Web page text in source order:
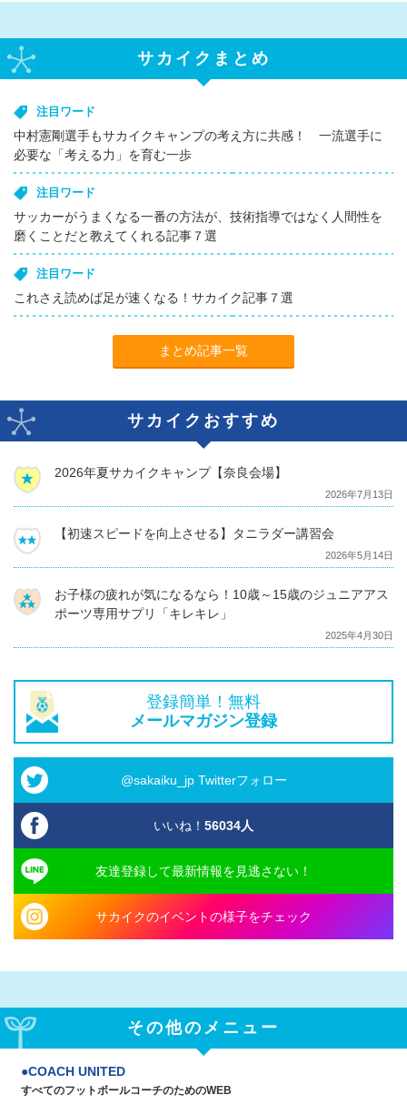
サカイクまとめ
注目ワード
中村憲剛選手もサカイクキャンプの考え方に共感！ 一流選手に
必要な「考える力」を育む一歩
注目ワード
サッカーがうまくなる一番の方法が、技術指導ではなく人間性を
磨くことだと教えてくれる記事７選
注目ワード
これさえ読めば足が速くなる！サカイク記事７選
まとめ記事一覧
サカイクおすすめ
2026年夏サカイクキャンプ【奈良会場】
2026年7月13日
【初速スピードを向上させる】タニラダー講習会
2026年5月14日
お子様の疲れが気になるなら！10歳～15歳のジュニアアス
ポーツ専用サプリ「キレキレ」
2025年4月30日
登録簡単！無料
メールマガジン登録
@sakaiku_jp Twitterフォロー
いいね！ 56034人
友達登録して最新情報を見逃さない！
サカイクのイベントの様子をチェック
その他のメニュー
COACH UNITED
すべてのフットボールコーチのためのWEB